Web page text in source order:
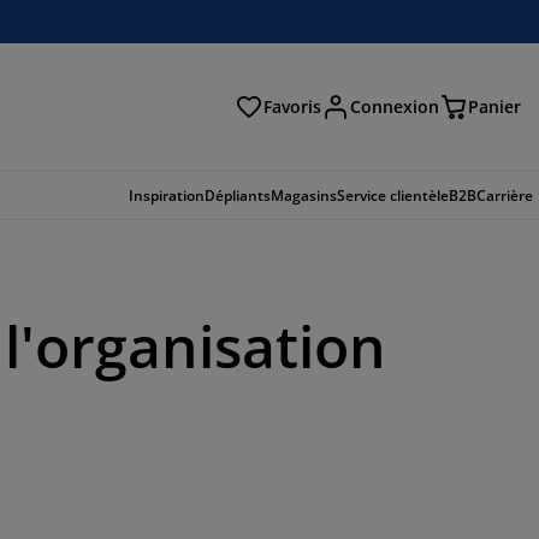
Favoris Connexion Panier
InspirationDépliantsMagasinsService clientèleB2BCarrière